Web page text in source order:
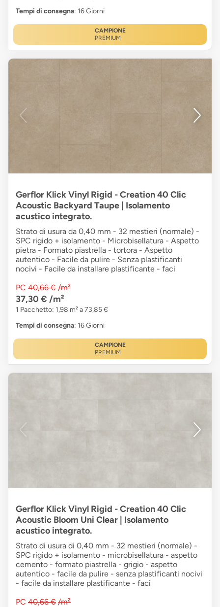
Tempi di consegna: 16 Giorni
CAMPIONE
PREMIUM
Gerflor Klick Vinyl Rigid - Creation 40 Clic
Acoustic Backyard Taupe | Isolamento
acustico integrato.
Strato di usura da 0,40 mm - 32 mestieri (normale) -
SPC rigido + isolamento - Microbisellatura - Aspetto
pietra - Formato piastrella - tortora - Aspetto
autentico - Facile da pulire - Senza plastificanti
nocivi - Facile da installare plastificante - faci
PC 40,66 € /m²
37,30 € /m²
1 Pacchetto: 1,98 m² a 73,85 €
Tempi di consegna: 16 Giorni
CAMPIONE
PREMIUM
Gerflor Klick Vinyl Rigid - Creation 40 Clic
Acoustic Bloom Uni Clear | Isolamento
acustico integrato.
Strato di usura di 0,40 mm - 32 mestieri (normale) -
SPC rigido + isolamento - microbisellatura - aspetto
cemento - formato piastrella - grigio - aspetto
autentico - facile da pulire - senza plastificanti nocivi
- facile da installare plastificante - faci
PC 40,66 € /m²